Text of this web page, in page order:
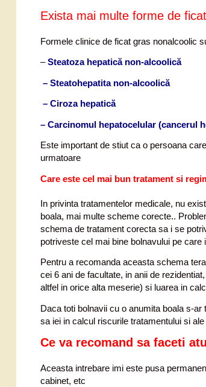
Exista mai multe forme de
Formele clinice de ficat gras nonalcoolic
–Steatoza hepatică non-alcoolică
– Steatohepatita non-alcoolică
– Ciroza hepatică
– Carcinomul hepatocelular (cancerul
Este important de stiut ca o persoana
urmatoare
Care este cel mai bun tratament si
In privinta tratamentelor medicale, nu
boala, mai multe scheme corecte..
schema de tratament corecta sa i se
potriveste cel mai bine bolnavului pe care
Pentru a recomanda aceasta schema
cei 6 ani de facultate, in anii de
altfel in orice alta meserie) si luarea in
Daca toti bolnavii cu o anumita boala s-
sa iei in calcul riscurile tratamentului si
Ce va recomand sa faceti
Aceasta intrebare imi este pusa
cabinet, etc